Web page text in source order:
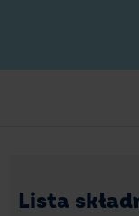
Lista